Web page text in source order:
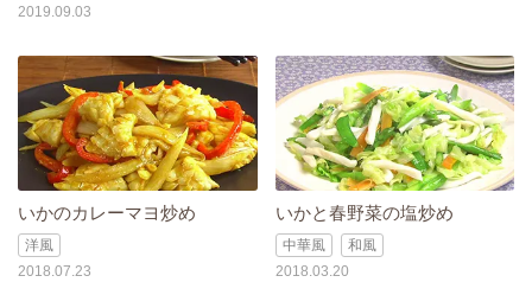
2019.09.03
いかのカレーマヨ炒め
洋風
2018.07.23
いかと春野菜の塩炒め
中華風
和風
2018.03.20